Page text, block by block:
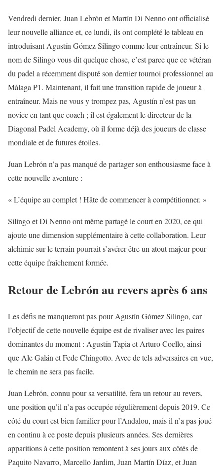
Vendredi dernier, Juan Lebrón et Martín Di Nenno ont officialisé
leur nouvelle alliance et, ce lundi, ils ont complété le tableau en
introduisant Agustín Gómez Silingo comme leur entraîneur. Si le
nom de Silingo vous dit quelque chose, c’est parce que ce vétéran
du padel a récemment disputé son dernier tournoi professionnel au
Málaga P1. Maintenant, il fait une transition rapide de joueur à
entraîneur. Mais ne vous y trompez pas, Agustín n’est pas un
novice en tant que coach ; il est également le directeur de la
Diagonal Padel Academy, où il forme déjà des joueurs de classe
mondiale et de futures étoiles.
Juan Lebrón n’a pas manqué de partager son enthousiasme face à
cette nouvelle aventure :
« L’équipe au complet ! Hâte de commencer à compétitionner. »
Silingo et Di Nenno ont même partagé le court en 2020, ce qui
ajoute une dimension supplémentaire à cette collaboration. Leur
alchimie sur le terrain pourrait s’avérer être un atout majeur pour
cette équipe fraîchement formée.
Retour de Lebrón au revers après 6 ans
Les défis ne manqueront pas pour Agustín Gómez Silingo, car
l’objectif de cette nouvelle équipe est de rivaliser avec les paires
dominantes du moment : Agustín Tapia et Arturo Coello, ainsi
que Ale Galán et Fede Chingotto. Avec de tels adversaires en vue,
le chemin ne sera pas facile.
Juan Lebrón, connu pour sa versatilité, fera un retour au revers,
une position qu’il n’a pas occupée régulièrement depuis 2019. Ce
côté du court est bien familier pour l’Andalou, mais il n’a pas joué
en continu à ce poste depuis plusieurs années. Ses dernières
apparitions à cette position remontent à ses jours aux côtés de
Paquito Navarro, Marcello Jardim, Juan Martín Díaz, et Juan